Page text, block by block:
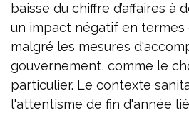
baisse du chiffre d’affaires à
un impact négatif en
malgré les mesures
gouvernement, comme le
particulier. Le contexte
l'attentisme de fin d'année